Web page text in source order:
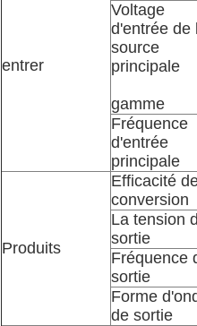
entrer
Voltage
d'entrée de
source
principale
gamme
Fréquence
d'entrée
principale
Produits
Efficacité
conversion
La tension
sortie
Fréquence
sortie
Forme
de sortie